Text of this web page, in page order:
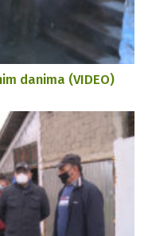
danima (VIDEO)